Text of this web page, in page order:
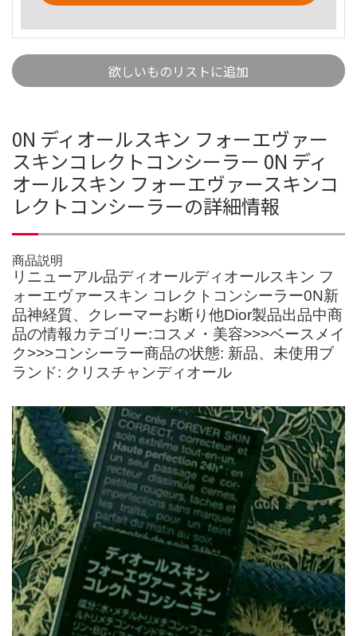
欲しいものリストに追加
0N ディオールスキン フォーエヴァー
スキンコレクトコンシーラー 0N ディ
オールスキン フォーエヴァースキンコ
レクトコンシーラーの詳細情報
商品説明
リニューアル品ディオールディオールスキン フ
ォーエヴァースキン コレクトコンシーラー0N新
品神経質、クレーマーお断り他Dior製品出品中商
品の情報カテゴリー:コスメ・美容>>>ベースメイ
ク>>>コンシーラー商品の状態: 新品、未使用ブ
ランド: クリスチャンディオール